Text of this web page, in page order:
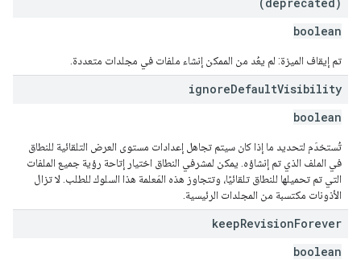
boolean
تم إيقاف الميزة: لم يعُد من الممكن إنشاء ملفات في مجلدات متعددة.
ignoreDefaultVisibility
boolean
تُستخدَم لتحديد ما إذا كان سيتم تجاهل إعدادات مستوى العرض التلقائية للنطاق
في الملف الذي تم إنشاؤه. يمكن لمشرفي النطاق اختيار إتاحة رؤية جميع الملفات
التي تم تحميلها للنطاق تلقائيًا، وتتجاوز هذه المَعلمة هذا السلوك للطلب. لا تزال
الأذونات مكتسبة من المجلدات الرئيسية.
keepRevisionForever
boolean